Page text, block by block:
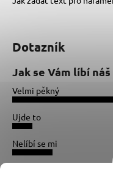
Dotazník
Jak se Vám líbí náš
Velmi pěkný
Ujde to
Nelíbí se mi